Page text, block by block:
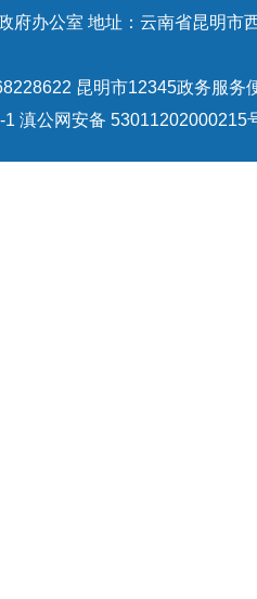
府办公室 地址：云南省昆明市
昆明市12345政务服务
1 滇公网安备 53011202000215